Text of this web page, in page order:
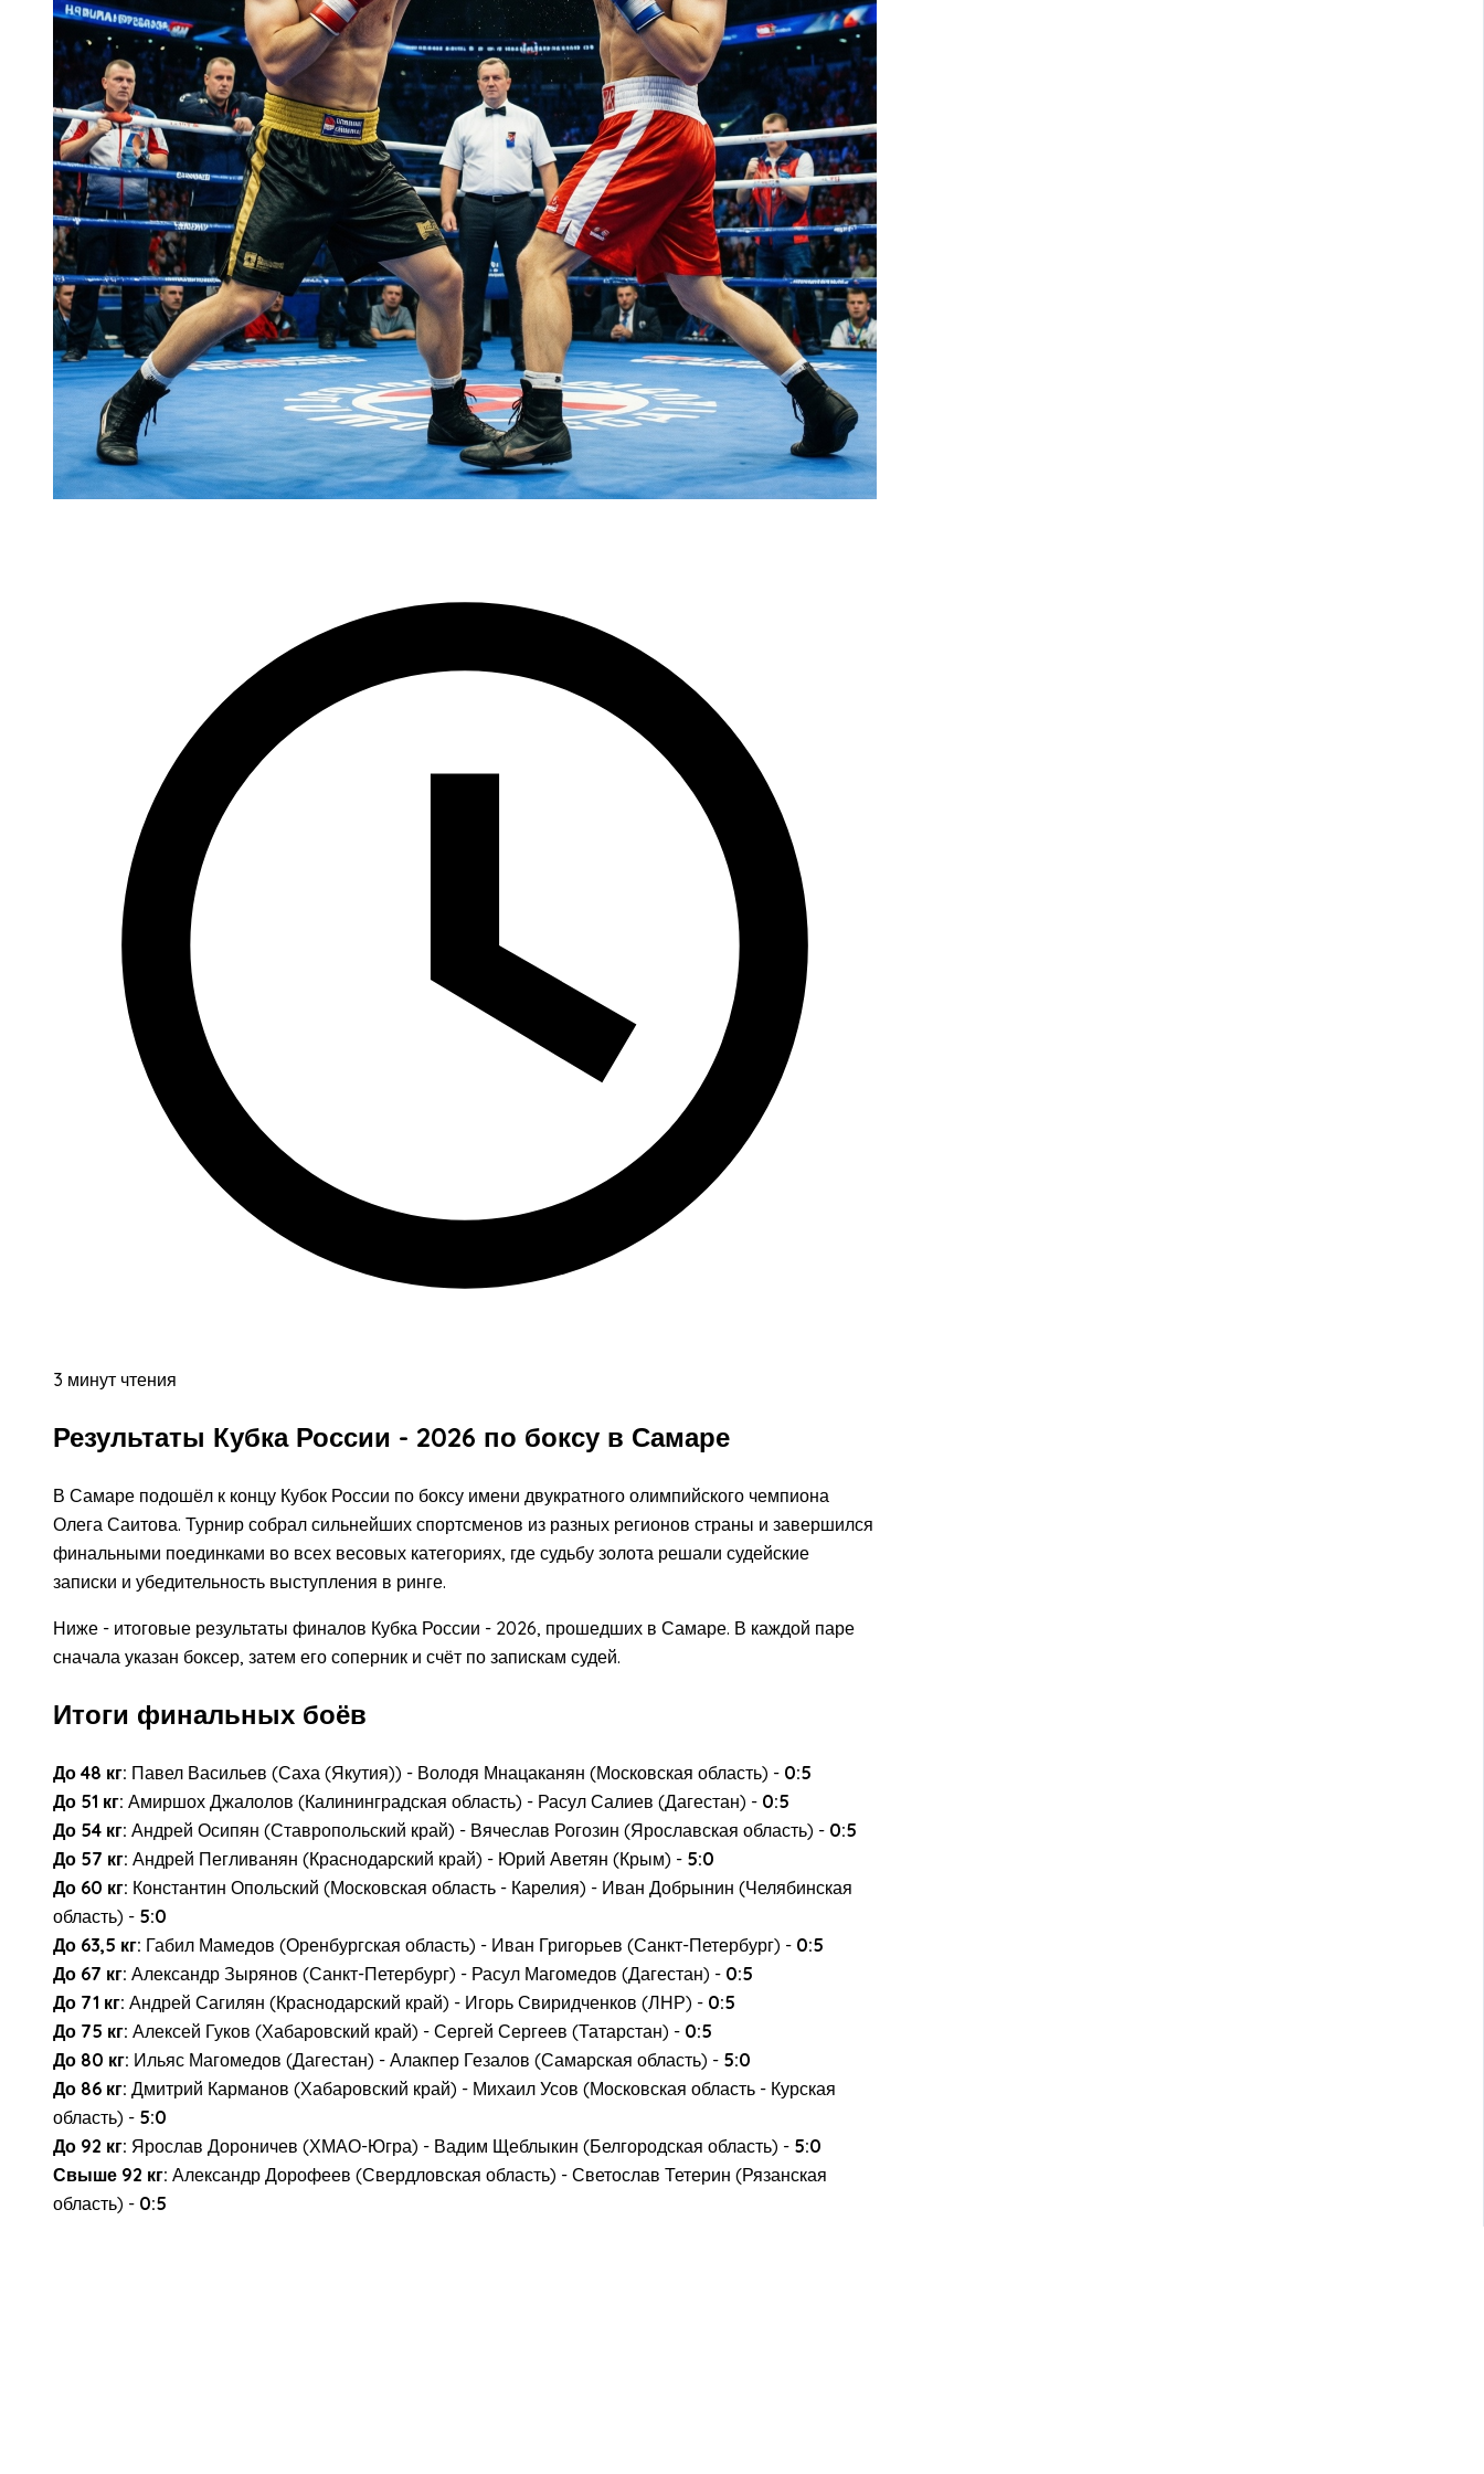
3 минут чтения
Результаты Кубка России - 2026 по боксу в Самаре
В Самаре подошёл к концу Кубок России по боксу имени двукратного олимпийского чемпиона
Олега Саитова. Турнир собрал сильнейших спортсменов из разных регионов страны и завершился
финальными поединками во всех весовых категориях, где судьбу золота решали судейские
записки и убедительность выступления в ринге.
Ниже - итоговые результаты финалов Кубка России - 2026, прошедших в Самаре. В каждой паре
сначала указан боксер, затем его соперник и счёт по запискам судей.
Итоги финальных боёв
До 48 кг: Павел Васильев (Саха (Якутия)) - Володя Мнацаканян (Московская область) - 0:5
До 51 кг: Амиршох Джалолов (Калининградская область) - Расул Салиев (Дагестан) - 0:5
До 54 кг: Андрей Осипян (Ставропольский край) - Вячеслав Рогозин (Ярославская область) - 0:5
До 57 кг: Андрей Пегливанян (Краснодарский край) - Юрий Аветян (Крым) - 5:0
До 60 кг: Константин Опольский (Московская область - Карелия) - Иван Добрынин (Челябинская
область) - 5:0
До 63,5 кг: Габил Мамедов (Оренбургская область) - Иван Григорьев (Санкт-Петербург) - 0:5
До 67 кг: Александр Зырянов (Санкт-Петербург) - Расул Магомедов (Дагестан) - 0:5
До 71 кг: Андрей Сагилян (Краснодарский край) - Игорь Свиридченков (ЛНР) - 0:5
До 75 кг: Алексей Гуков (Хабаровский край) - Сергей Сергеев (Татарстан) - 0:5
До 80 кг: Ильяс Магомедов (Дагестан) - Алакпер Гезалов (Самарская область) - 5:0
До 86 кг: Дмитрий Карманов (Хабаровский край) - Михаил Усов (Московская область - Курская
область) - 5:0
До 92 кг: Ярослав Дороничев (ХМАО-Югра) - Вадим Щеблыкин (Белгородская область) - 5:0
Свыше 92 кг: Александр Дорофеев (Свердловская область) - Светослав Тетерин (Рязанская
область) - 0:5